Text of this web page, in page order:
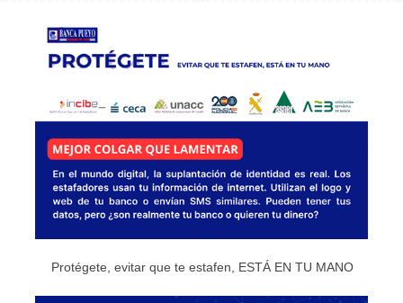
Protégete, evitar que te estafen, ESTÁ EN TU MANO